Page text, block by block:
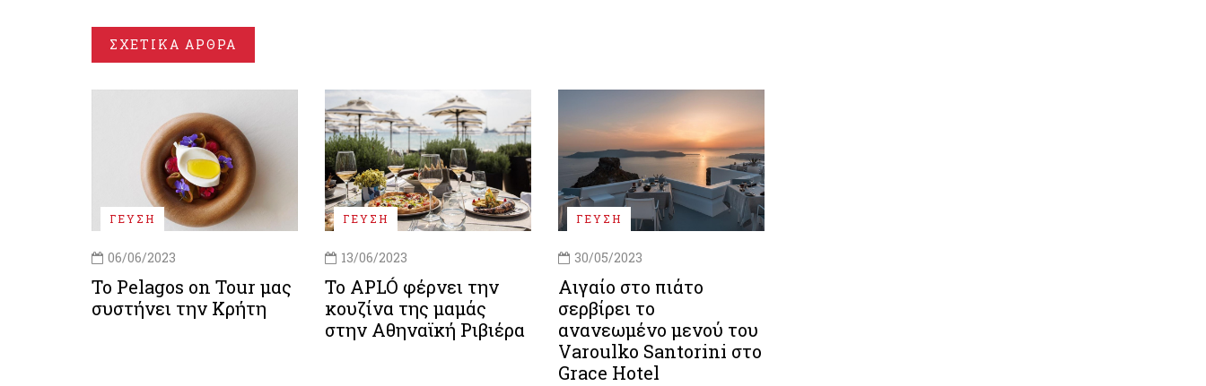
ΣΧΕΤΙΚΑ ΑΡΘΡΑ
ΓΕΥΣΗ
06/06/2023
Το Pelagos on Tour μας
συστήνει την Κρήτη
ΓΕΥΣΗ
13/06/2023
Το APLÓ φέρνει την
κουζίνα της μαμάς
στην Αθηναϊκή Ριβιέρα
ΓΕΥΣΗ
30/05/2023
Αιγαίο στο πιάτο
σερβίρει το
ανανεωμένο μενού του
Varoulko Santorini στο
Grace Hotel